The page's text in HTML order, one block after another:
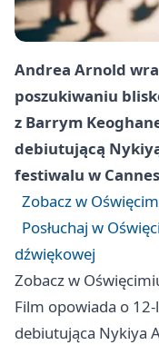
Andrea Arnold
poszukiwaniu
z Barrym
debiutującą
festiwalu w
Zobacz w
Posłuchaj w
dźwiękowej
Zobacz w
Film opowiada o
debiutująca Nykiya